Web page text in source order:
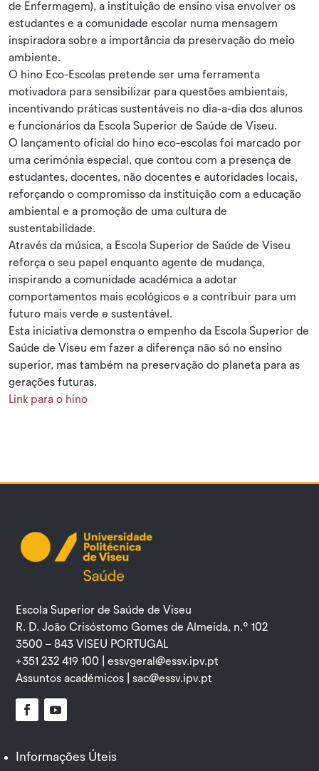
de Enfermagem), a instituição de ensino visa envolver os
estudantes e a comunidade escolar numa mensagem
inspiradora sobre a importância da preservação do meio
ambiente.
O hino Eco-Escolas pretende ser uma ferramenta
motivadora para sensibilizar para questões ambientais,
incentivando práticas sustentáveis no dia-a-dia dos alunos
e funcionários da Escola Superior de Saúde de Viseu.
O lançamento oficial do hino eco-escolas foi marcado por
uma cerimónia especial, que contou com a presença de
estudantes, docentes, não docentes e autoridades locais,
reforçando o compromisso da instituição com a educação
ambiental e a promoção de uma cultura de
sustentabilidade.
Através da música, a Escola Superior de Saúde de Viseu
reforça o seu papel enquanto agente de mudança,
inspirando a comunidade académica a adotar
comportamentos mais ecológicos e a contribuir para um
futuro mais verde e sustentável.
Esta iniciativa demonstra o empenho da Escola Superior de
Saúde de Viseu em fazer a diferença não só no ensino
superior, mas também na preservação do planeta para as
gerações futuras.
Link para o hino
Escola Superior de Saúde de Viseu
R. D. João Crisóstomo Gomes de Almeida, n.º 102
3500 – 843 VISEU PORTUGAL
+351 232 419 100 |essvgeral@essv.ipv.pt
Assuntos académicos |sac@essv.ipv.pt
Informações Úteis